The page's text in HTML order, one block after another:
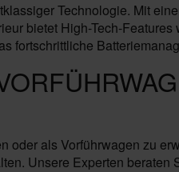
Technologie. Mit
bietet High-Tech-
fortschrittliche
als Vorführwagen zu
Unsere Experten